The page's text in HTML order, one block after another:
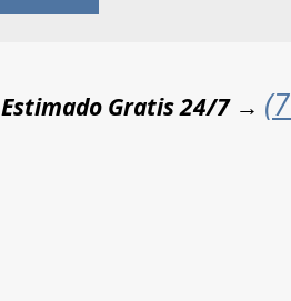
Estimado Gratis 24/7 →